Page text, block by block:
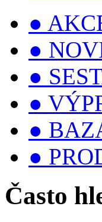
●
●
●
●
●
●
Často